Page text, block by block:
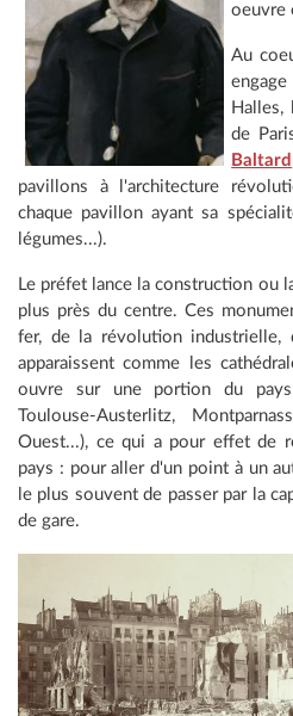
oeuvre
Au
Halles,
de
Baltard
pavillons à l'architecture
chaque pavillon ayant sa
légumes...).
Le préfet lance la construction ou
plus près du centre. Ces
fer, de la révolution industrielle,
apparaissent comme les
ouvre sur une portion du pays
Toulouse-Austerlitz,
Ouest...), ce qui a pour effet de
pays : pour aller d'un point à un
le plus souvent de passer par la
de gare.